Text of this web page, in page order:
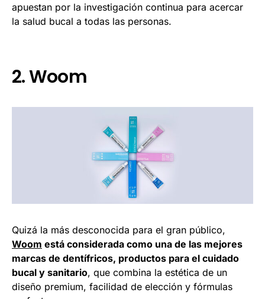
apuestan por la investigación continua para acercar
la salud bucal a todas las personas.
2. Woom
Quizá la más desconocida para el gran público,
Woom está considerada como una de las mejores
marcas de dentífricos, productos para el cuidado
bucal y sanitario, que combina la estética de un
diseño premium, facilidad de elección y fórmulas